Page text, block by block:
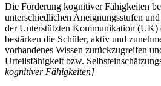
Die Förderung kognitiver Fähigkeiten
unterschiedlichen Aneignungsstufen
der Unterstützten Kommunikation (UK)
bestärken die Schüler, aktiv und
vorhandenes Wissen zurückzugreifen
Urteilsfähigkeit bzw.
kognitiver Fähigkeiten]